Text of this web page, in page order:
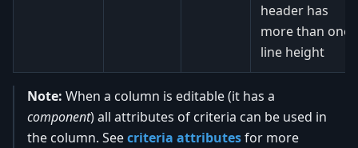
header has
more than one
line height
Note: When a column is editable (it has a
component) all attributes of criteria can be used in
the column. Seecriteria attributesfor more